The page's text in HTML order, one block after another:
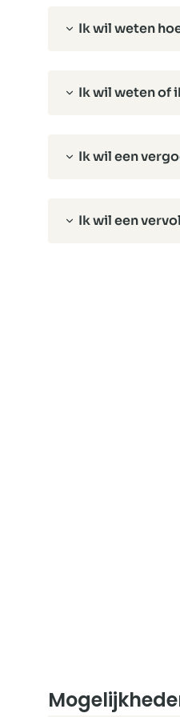
Ik wil weten
Ik wil weten of
Ik wil een
Ik wil een